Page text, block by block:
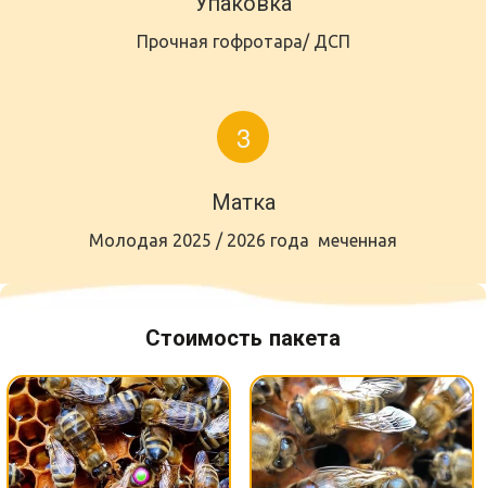
Прочная гофротара/ ДСП
Матка
Молодая 2025 / 2026 года  меченная
Стоимость пакета